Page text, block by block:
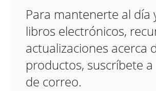
Para mantenerte al día
libros electrónicos,
actualizaciones acerca
productos, suscríbete a
de correo.